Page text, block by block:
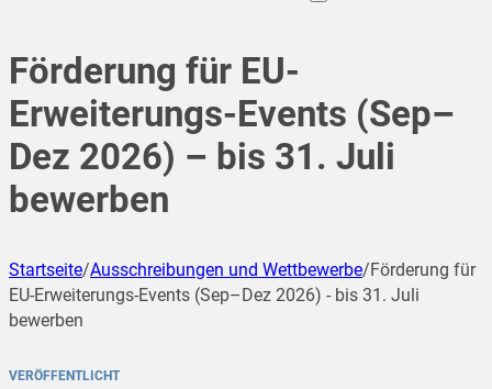
Förderung für EU-
Erweiterungs-Events (Sep–
Dez 2026) – bis 31. Juli
bewerben
Startseite/Ausschreibungen und Wettbewerbe/Förderung für
EU-Erweiterungs-Events (Sep–Dez 2026) - bis 31. Juli
bewerben
VERÖFFENTLICHT